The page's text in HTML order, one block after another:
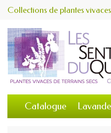
Collections de plantes
Catalogue